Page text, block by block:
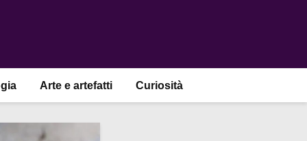
Arte e artefatti Curiosità